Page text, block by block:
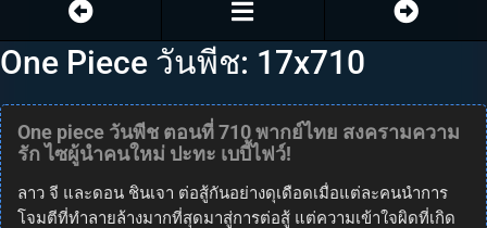
One Piece วันพีช: 17x710
One piece วันพีช ตอนที่ 710 พากย์ไทย สงครามความ
รัก ไซผู้นำคนใหม่ ปะทะ เบบี้ไฟว์!
ลาว จี และดอน ชินเจา ต่อสู้กันอย่างดุเดือดเมื่อแต่ละคนนำการ
โจมตีที่ทำลายล้างมากที่สุดมาสู่การต่อสู้ แต่ความเข้าใจผิดที่เกิด